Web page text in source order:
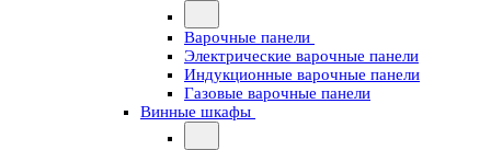
Варочные панели
Электрические варочные панели
Индукционные варочные панели
Газовые варочные панели
Винные шкафы